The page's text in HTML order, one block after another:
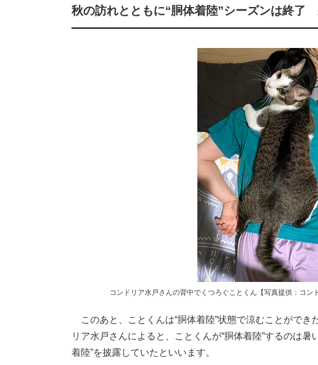
秋の訪れとともに“胴体着陸”シーズンは終了
コンドリア水戸さんの背中でくつろぐことくん【写真提供：コン
このあと、ことくんは“胴体着陸”状態で涼むことができ
リア水戸さんによると、ことくんが“胴体着陸”するのは
着陸”を披露していたといいます。